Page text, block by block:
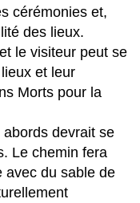
cérémonies et,
des lieux.
le visiteur peut se
et leur
Morts pour la
abords devrait se
Le chemin fera
avec du sable de